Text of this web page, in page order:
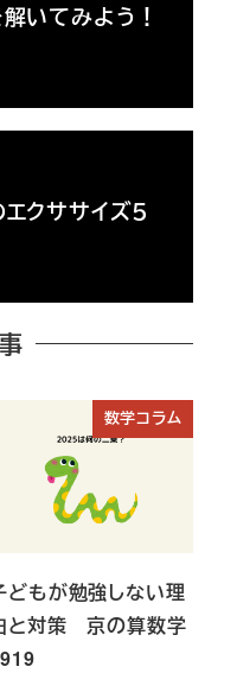
いてみよう！
クササイズ５
数学コラム
どもが勉強しない理
と対策 京の算数学